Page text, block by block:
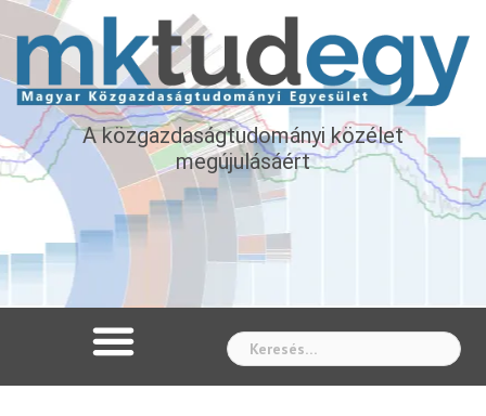
A közgazdaságtudományi közélet
megújulásáért